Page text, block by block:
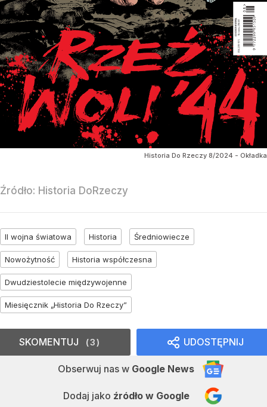
Historia Do Rzeczy 8/2024 - Okładka
Źródło: Historia DoRzeczy
II wojna światowa Historia Średniowiecze
Nowożytność Historia współczesna
Dwudziestolecie międzywojenne
Miesięcznik „Historia Do Rzeczy”
UDOSTĘPNIJ
Obserwuj nas w Google News
Dodaj jako źródło w Google
SKOMENTUJ 3